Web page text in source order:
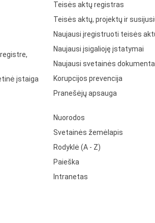
įstaiga
Teisės aktų registras
Teisės aktų, projektų ir
Naujausi įregistruoti teisės
Naujausi įsigalioję įstatymai
Naujausi svetainės
Korupcijos prevencija
Pranešėjų apsauga
Nuorodos
Svetainės žemėlapis
Rodyklė (A - Z)
Paieška
Intranetas